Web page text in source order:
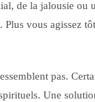
de la jalousie ou
vous agissez
pas.
Une